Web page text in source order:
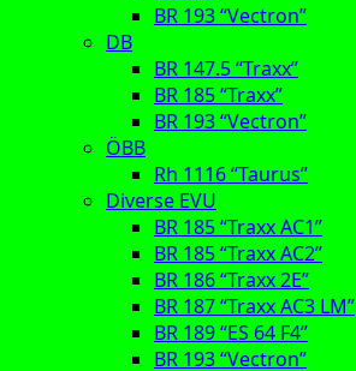
BR 193 “Vectron”
DB
BR 147.5 “Traxx”
BR 185 “Traxx”
BR 193 “Vectron”
ÖBB
Rh 1116 “Taurus”
Diverse EVU
BR 185 “Traxx AC1”
BR 185 “Traxx AC2”
BR 186 “Traxx 2E”
BR 187 “Traxx AC3 LM”
BR 189 “ES 64 F4”
BR 193 “Vectron”